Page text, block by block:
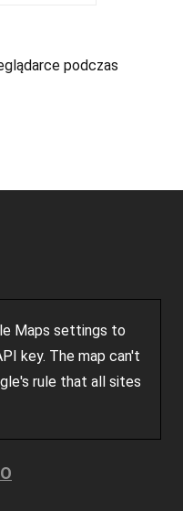
podczas
Maps settings to
key. The map can't
rule that all sites